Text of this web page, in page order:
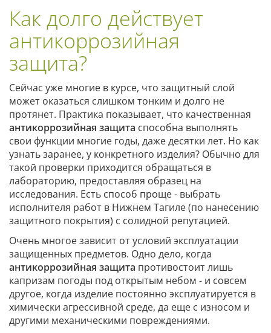
Как долго действует
антикоррозийная
защита?
Сейчас уже многие в курсе, что защитный слой
может оказаться слишком тонким и долго не
протянет. Практика показывает, что качественная
антикоррозийная защита способна выполнять
свои функции многие годы, даже десятки лет. Но как
узнать заранее, у конкретного изделия? Обычно для
такой проверки приходится обращаться в
лабораторию, предоставляя образец на
исследования. Есть способ проще - выбрать
исполнителя работ в Нижнем Тагиле (по нанесению
защитного покрытия) с солидной репутацией.
Очень многое зависит от условий эксплуатации
защищенных предметов. Одно дело, когда
антикоррозийная защита противостоит лишь
капризам погоды под открытым небом - и совсем
другое, когда изделие постоянно эксплуатируется в
химически агрессивной среде, да еще с износом и
другими механическими повреждениями.